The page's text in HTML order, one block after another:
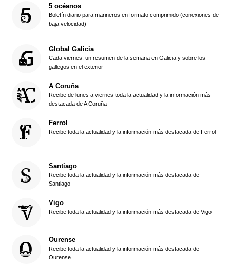
5 océanos
Boletín diario para marineros en formato comprimido (conexiones de
baja velocidad)
Global Galicia
Cada viernes, un resumen de la semana en Galicia y sobre los
gallegos en el exterior
A Coruña
Recibe de lunes a viernes toda la actualidad y la información más
destacada de A Coruña
Ferrol
Recibe toda la actualidad y la información más destacada de Ferrol
Santiago
Recibe toda la actualidad y la información más destacada de
Santiago
Vigo
Recibe toda la actualidad y la información más destacada de Vigo
Ourense
Recibe toda la actualidad y la información más destacada de
Ourense